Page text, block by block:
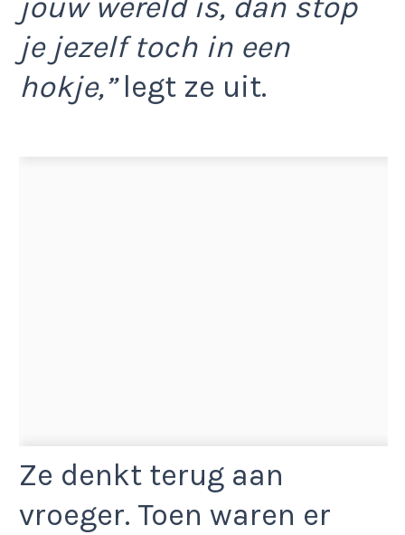
jouw wereld is, dan stop
je jezelf toch in een
hokje,”legt ze uit.
Ze denkt terug aan
vroeger. Toen waren er